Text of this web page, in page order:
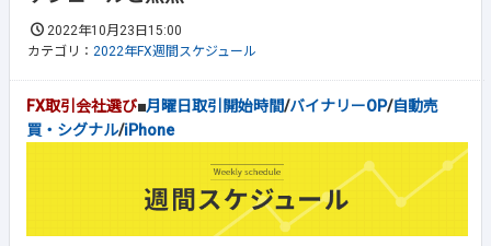
2022年10月23日15:00
カテゴリ： 2022年FX週間スケジュール
FX取引会社選び■月曜日取引開始時間/バイナリーOP/自動売
買・シグナル/iPhone